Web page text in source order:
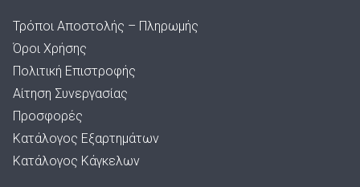
Τρόποι Αποστολής – Πληρωμής
Όροι Χρήσης
Πολιτική Επιστροφής
Αίτηση Συνεργασίας
Προσφορές
Κατάλογος Εξαρτημάτων
Κατάλογος Κάγκελων